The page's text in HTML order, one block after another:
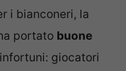
i bianconeri, la
portato buone
giocatori